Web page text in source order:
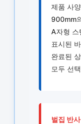
제품 사
900mm
A자형 스
표시된
완료된
모두 선
벌집 반